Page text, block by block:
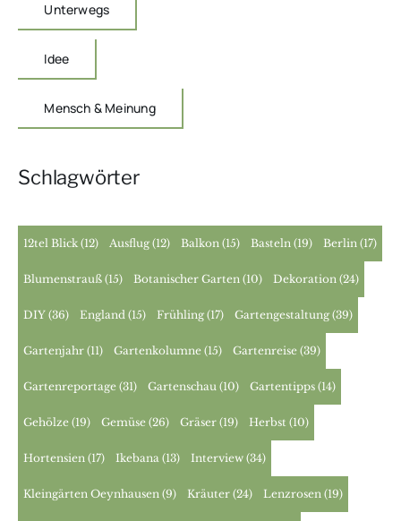
Unterwegs
Idee
Mensch & Meinung
Schlagwörter
12tel Blick (12) Ausflug (12) Balkon (15) Basteln (19) Berlin (17)
Blumenstrauß (15) Botanischer Garten (10) Dekoration (24)
DIY (36) England (15) Frühling (17) Gartengestaltung (39)
Gartenjahr (11) Gartenkolumne (15) Gartenreise (39)
Gartenreportage (31) Gartenschau (10) Gartentipps (14)
Gehölze (19) Gemüse (26) Gräser (19) Herbst (10)
Hortensien (17) Ikebana (13) Interview (34)
Kleingärten Oeynhausen (9) Kräuter (24) Lenzrosen (19)